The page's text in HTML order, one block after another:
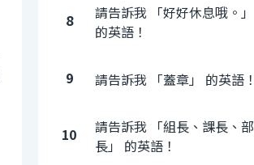
8
請告訴我 「好好休息哦。」
的英語！
9 請告訴我 「蓋章」 的英語！
10
請告訴我 「組長、課長、部
長」 的英語！